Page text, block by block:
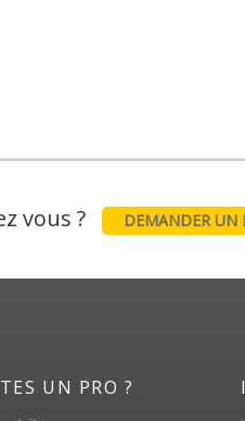
vous ? DEMANDER UN
UN PRO ?